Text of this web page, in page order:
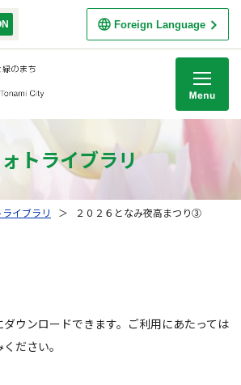
Foreign Language
トライブラリ
イブラリ ＞ ２０２６となみ夜高まつり③
ウンロードできます。ご利用にあたっては
ださい。